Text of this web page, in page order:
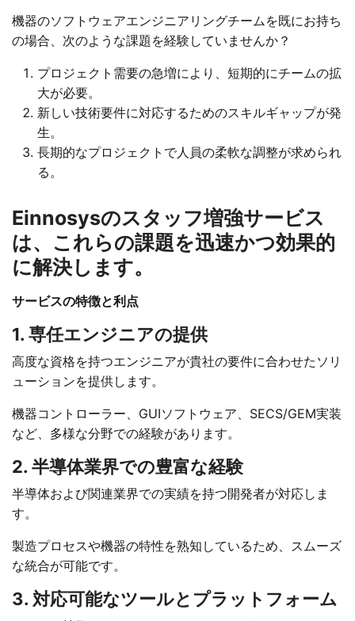
機器のソフトウェアエンジニアリングチームを既にお持ち
の場合、次のような課題を経験していませんか？
プロジェクト需要の急増により、短期的にチームの拡
大が必要。
新しい技術要件に対応するためのスキルギャップが発
生。
長期的なプロジェクトで人員の柔軟な調整が求められ
る。
Einnosysのスタッフ増強サービス
は、これらの課題を迅速かつ効果的
に解決します。
サービスの特徴と利点
1. 専任エンジニアの提供
高度な資格を持つエンジニアが貴社の要件に合わせたソリ
ューションを提供します。
機器コントローラー、GUIソフトウェア、SECS/GEM実装
など、多様な分野での経験があります。
2. 半導体業界での豊富な経験
半導体および関連業界での実績を持つ開発者が対応しま
す。
製造プロセスや機器の特性を熟知しているため、スムーズ
な統合が可能です。
3. 対応可能なツールとプラットフォーム